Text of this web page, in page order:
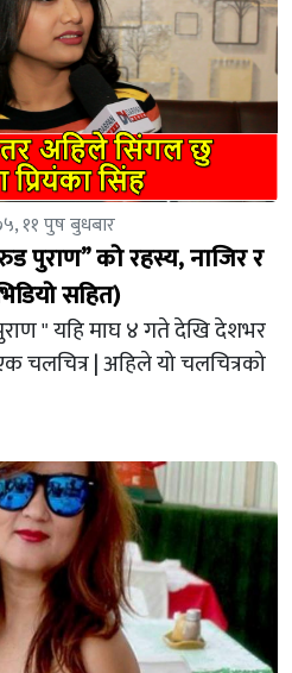
११ पुष बुधबार
पुराण” को रहस्य, नाजिर र
सहित)
" यहि माघ ४ गते देखि देशभर
चलचित्र | अहिले यो चलचित्रको